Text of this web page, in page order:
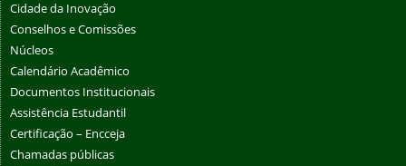
Cidade da Inovação
Conselhos e Comissões
Núcleos
Calendário Acadêmico
Documentos Institucionais
Assistência Estudantil
Certificação – Encceja
Chamadas públicas